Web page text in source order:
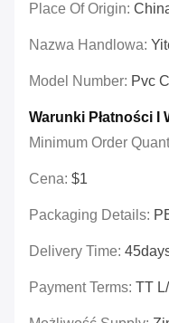
Place Of Origin:
Nazwa Handlowa:
Model Number: Pvc
Warunki Płatności I
Minimum Order
Cena: $1
Packaging Details:
Delivery Time:
Payment Terms: TT